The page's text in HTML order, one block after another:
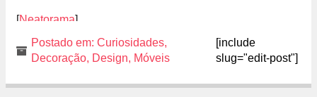
[Neatorama]
Postado em: Curiosidades,
Decoração, Design, Móveis
[include
slug="edit-post"]